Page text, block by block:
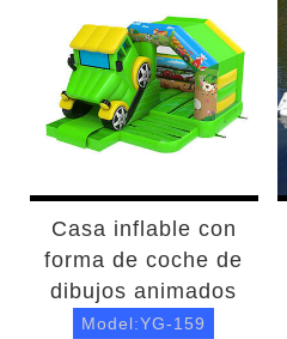
Casa inflable con
forma de coche de
dibujos animados
Model:YG-159